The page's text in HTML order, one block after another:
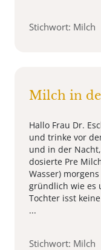
Stichwort: Milch
Milch in
Hallo Frau Dr.
und trinke vor
und in der
dosierte Pre
Wasser)
gründlich wie es
Tochter isst
...
Stichwort: Milch